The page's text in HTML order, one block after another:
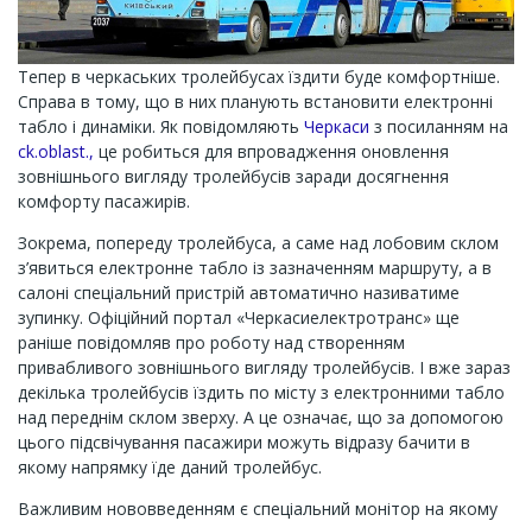
Тепер в черкаських тролейбусах їздити буде комфортніше.
Справа в тому, що в них планують встановити електронні
табло і динаміки. Як повідомляють Черкаси з посиланням на
ck.oblast., це робиться для впровадження оновлення
зовнішнього вигляду тролейбусів заради досягнення
комфорту пасажирів.
Зокрема, попереду тролейбуса, а саме над лобовим склом
з’явиться електронне табло із зазначенням маршруту, а в
салоні спеціальний пристрій автоматично називатиме
зупинку. Офіційний портал «Черкасиелектротранс» ще
раніше повідомляв про роботу над створенням
привабливого зовнішнього вигляду тролейбусів. І вже зараз
декілька тролейбусів їздить по місту з електронними табло
над переднім склом зверху. А це означає, що за допомогою
цього підсвічування пасажири можуть відразу бачити в
якому напрямку їде даний тролейбус.
Важливим нововведенням є спеціальний монітор на якому